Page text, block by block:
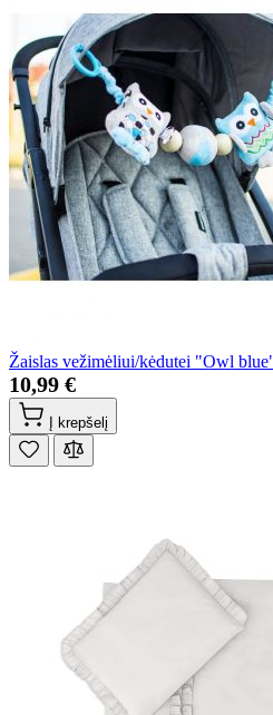
Žaislas vežimėliui/kėdutei "Owl
10,99 €
Į krepšelį